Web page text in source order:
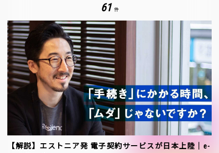
61 件
【解説】エストニア発 電子契約サービスが日本上陸｜e-